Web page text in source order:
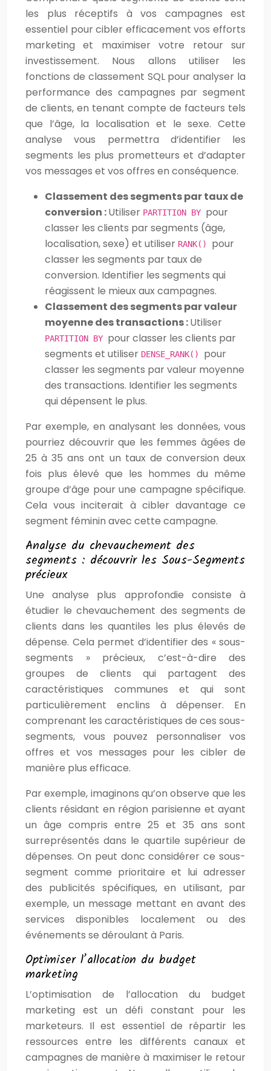
les plus réceptifs à vos campagnes est
essentiel pour cibler efficacement vos efforts
marketing et maximiser votre retour sur
investissement. Nous allons utiliser les
fonctions de classement SQL pour analyser la
performance des campagnes par segment
de clients, en tenant compte de facteurs tels
que l’âge, la localisation et le sexe. Cette
analyse vous permettra d’identifier les
segments les plus prometteurs et d’adapter
vos messages et vos offres en conséquence.
Classement des segments par taux de
conversion :Utiliser PARTITION BY pour
classer les clients par segments (âge,
localisation, sexe) et utiliser RANK() pour
classer les segments par taux de
conversion. Identifier les segments qui
réagissent le mieux aux campagnes.
Classement des segments par valeur
moyenne des transactions :Utiliser
PARTITION BY pour classer les clients par
segments et utiliser DENSE_RANK() pour
classer les segments par valeur moyenne
des transactions. Identifier les segments
qui dépensent le plus.
Par exemple, en analysant les données, vous
pourriez découvrir que les femmes âgées de
25 à 35 ans ont un taux de conversion deux
fois plus élevé que les hommes du même
groupe d’âge pour une campagne spécifique.
Cela vous inciterait à cibler davantage ce
segment féminin avec cette campagne.
Analyse du chevauchement des
segments : découvrir les Sous-Segments
précieux
Une analyse plus approfondie consiste à
étudier le chevauchement des segments de
clients dans les quantiles les plus élevés de
dépense. Cela permet d’identifier des « sous-
segments » précieux, c’est-à-dire des
groupes de clients qui partagent des
caractéristiques communes et qui sont
particulièrement enclins à dépenser. En
comprenant les caractéristiques de ces sous-
segments, vous pouvez personnaliser vos
offres et vos messages pour les cibler de
manière plus efficace.
Par exemple, imaginons qu’on observe que les
clients résidant en région parisienne et ayant
un âge compris entre 25 et 35 ans sont
surreprésentés dans le quartile supérieur de
dépenses. On peut donc considérer ce sous-
segment comme prioritaire et lui adresser
des publicités spécifiques, en utilisant, par
exemple, un message mettant en avant des
services disponibles localement ou des
événements se déroulant à Paris.
Optimiser l’allocation du budget
marketing
L’optimisation de l’allocation du budget
marketing est un défi constant pour les
marketeurs. Il est essentiel de répartir les
ressources entre les différents canaux et
campagnes de manière à maximiser le retour